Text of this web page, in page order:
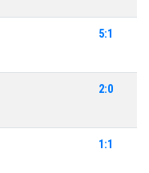
5:1
2:0
1:1